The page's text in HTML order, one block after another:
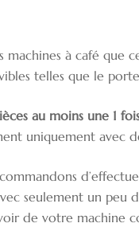
machines à café que
telles que le
au moins une 1
uniquement avec
seulement un peu
de votre machine